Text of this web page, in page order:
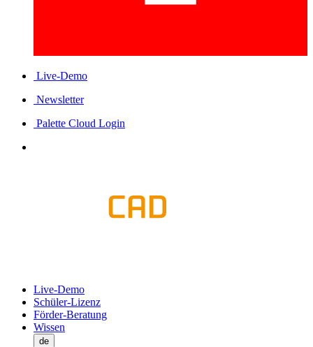
Live-Demo
Newsletter
Palette Cloud Login
Live-Demo
Schüler-Lizenz
Förder-Beratung
Wissen
de